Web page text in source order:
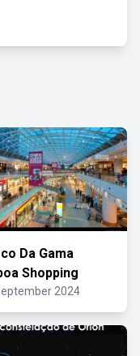
Da Gama
Shopping
2024